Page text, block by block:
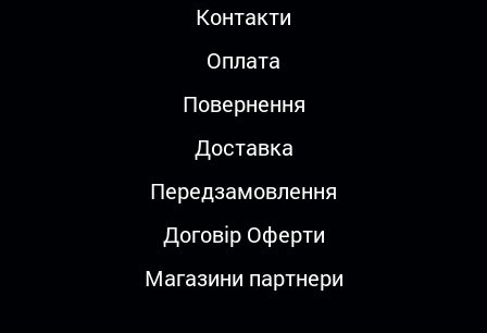
Контакти
Оплата
Повернення
Доставка
Передзамовлення
Договір Оферти
Магазини партнери